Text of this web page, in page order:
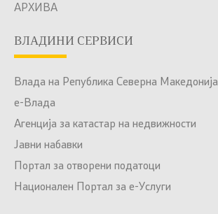
АРХИВА
ВЛАДИНИ СЕРВИСИ
Влада на Република Северна Македонија
е-Влада
Агенција за катастар на недвижности
Јавни набавки
Портал за отворени податоци
Национален Портал за е-Услуги